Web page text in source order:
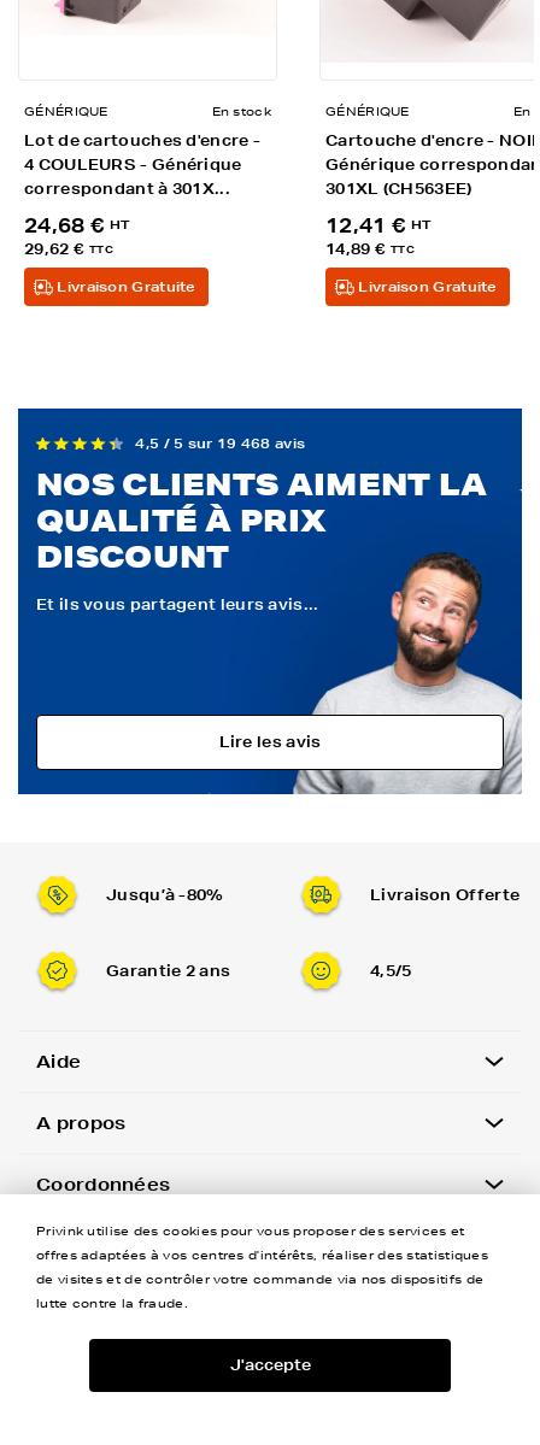
GÉNÉRIQUE En stock
Lot de cartouches d'encre -
4 COULEURS - Générique
correspondant à 301X...
24,68 € HT
29,62 € TTC
Livraison Gratuite
GÉNÉRIQUE En
Cartouche d'encre -
Générique
301XL (CH563EE)
12,41 € HT
14,89 € TTC
Livraison Gratuite
4,5 / 5 sur 19 468 avis
NOS CLIENTS AIMENT LA
QUALITÉ À PRIX
DISCOUNT
Et ils vous partagent leurs avis...
Lire les avis
Jusqu’à -80% Livraison Offerte
Garantie 2 ans 4,5/5
Aide
A propos
Coordonnées
Newsletter
Privink utilise des cookies pour vous proposer des services et
offres adaptées à vos centres d'intérêts, réaliser des statistiques
de visites et de contrôler votre commande via nos dispositifs de
lutte contre la fraude.
J'accepte